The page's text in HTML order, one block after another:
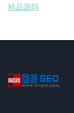
精品源码